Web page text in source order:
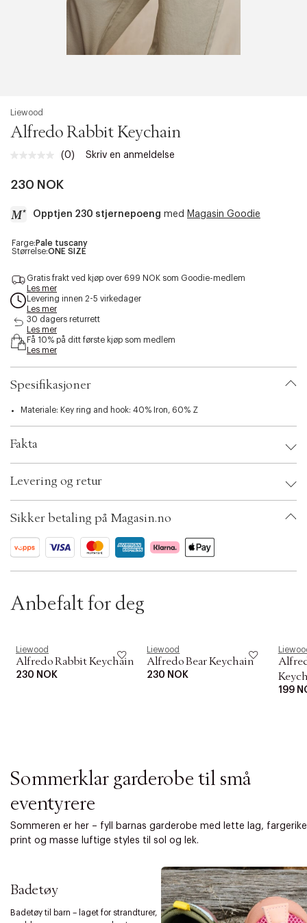
Liewood
Alfredo Rabbit Keychain
Ingen
Samme
(0) Skriv en anmeldelse
230 NOK
Opptjen 230 stjernepoeng med Magasin Goodie
a
c
e
s
s
i
i
t
a
r
a
t
o
n
s
e
t
Farge: Pale tuscany
Størrelse:ONE SIZE
Gratis frakt ved kjøp over 699 NOK som Goodie-medlem
Les mer
Levering innen 2-5 virkedager
Les mer
30 dagers returrett
Les mer
Få 10% på ditt første kjøp som medlem
Les mer
Spesifikasjoner
Materiale: Key ring and hook: 40% Iron, 60% Z
Fakta
Kids Size: ONE SIZE
Ax numbers: 06791176
ID: BKOC47-22AJ
Levering og retur
Sikker betaling på Magasin.no
Anbefalt for deg
Liewood
Alfredo Rabbit Keychain
230 NOK
Liewood
Alfredo Bear Keychain
230 NOK
199
Sommerklar garderobe til små
eventyrere
Sommeren er her – fyll barnas garderobe med lette lag, fargerike
print og masse luftige styles til sol og lek.
Badetøy
Badetøy til barn – laget for strandturer,